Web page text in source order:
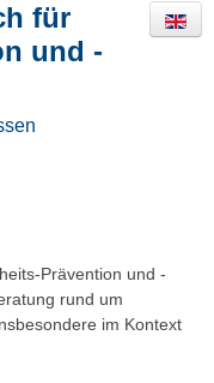
für
und -
Prävention und -
rund um
im Kontext